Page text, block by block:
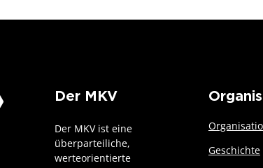
Der MKV
Der MKV ist eine
überparteiliche,
werteorientierte
Geschichte